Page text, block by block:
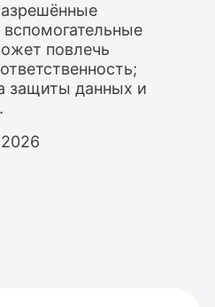
повлечь
защиты данных и